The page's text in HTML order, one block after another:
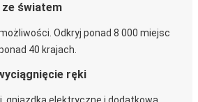
ze światem
Odkryj ponad 8 000 miejsc
40 krajach.
ręki